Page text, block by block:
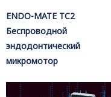
ENDO-MATE TC2
Беспроводной
эндодонтический
микромотор